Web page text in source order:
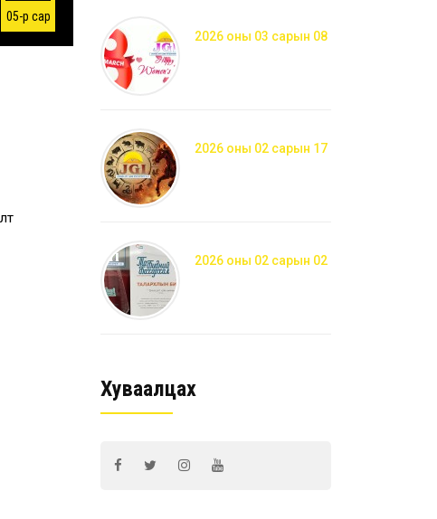
05-р сар
2026 оны 03 сарын 08
2026 оны 02 сарын 17
2026 оны 02 сарын 02
Хуваалцах